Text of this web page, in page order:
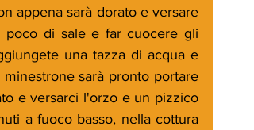
appena sarà dorato e versare
poco di sale e far cuocere gli
una tazza di acqua e
sarà pronto portare
e versarci l'orzo e un pizzico
a fuoco basso, nella cottura